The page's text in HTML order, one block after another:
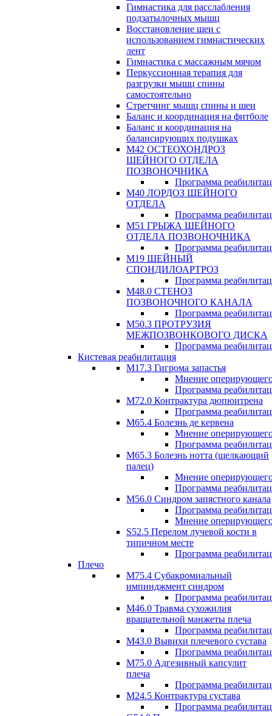
Гимнастика для расслабления
подзатылочных мышц
Восстановление шеи с
использованием гимнастических
лент
Гимнастика с массажным мячом
Перкуссионная терапия для
разгрузки мышц спины
самостоятельно
Стретчинг мышц спины и шеи
Баланс и координация на фитболе
Баланс и координация на
балансирующих подушках
М42 ОСТЕОХОНДРОЗ
ШЕЙНОГО ОТДЕЛА
ПОЗВОНОЧНИКА
Программа
М40 ЛОРДОЗ ШЕЙНОГО
ОТДЕЛА
Программа
М51 ГРЫЖА ШЕЙНОГО
ОТДЕЛА ПОЗВОНОЧНИКА
Программа
М19 ШЕЙНЫЙ
СПОНДИЛОАРТРОЗ
Программа
М48.0 СТЕНОЗ
ПОЗВОНОЧНОГО КАНАЛА
Программа
М50.3 ПРОТРУЗИЯ
МЕЖПОЗВОНКОВОГО ДИСКА
Программа
Кистевая реабилитация
M17.3 Гигрома запастья
Мнение
Программа
М72.0 Контрактура дюпюитрена
Программа
M65.4 Болезнь де кервена
Мнение
Программа
М65.3 Болезнь нотта (щелкающий
палец)
Мнение
Программа
M56.0 Синдром запястного канала
Программа
Мнение
S52.5 Перелом лучевой кости в
типичном месте
Программа
Плечо
М75.4 Субакромиальный
импинджмент синдром
Программа
М46.0 Травма сухожилия
вращательной манжеты плеча
Программа
M43.0 Вывихи плечевого сустава
Программа
М75.0 Адгезивный капсулит
плеча
Программа
M24.5 Контрактура сустава
Программа